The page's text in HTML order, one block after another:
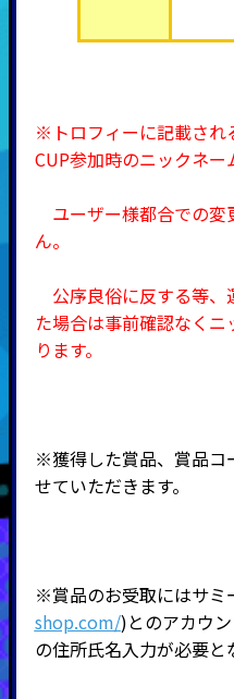
※トロフィーに記載され
CUP参加時のニックネー
ユーザー様都合での変
ん。
公序良俗に反する等、
た場合は事前確認なく
ります。
※獲得した賞品、賞品コ
せていただきます。
※賞品のお受取にはサミ
shop.com/)とのアカウ
の住所氏名入力が必要と